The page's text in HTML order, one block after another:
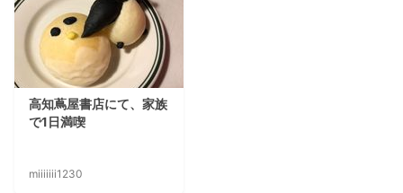
高知蔦屋書店にて、家族
で1日満喫
miiiiiii1230